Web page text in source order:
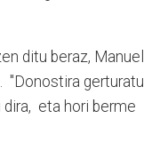
ditu beraz, Manuel
"Donostira gerturatu
eta hori berme